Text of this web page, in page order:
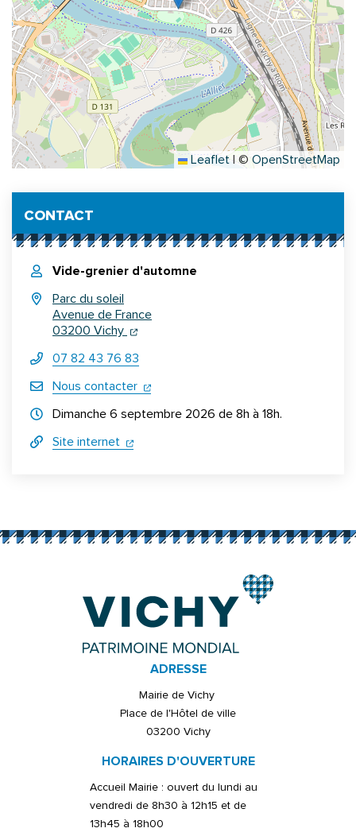
Leaflet |©OpenStreetMap
CONTACT
Vide-grenier d'automne
Parc du soleil
Avenue de France
03200 Vichy (ouverture dans un nouvel onglet)
(ouverture dans un nouvel onglet)
07 82 43 76 83
Nous contacter
(ouverture dans un nouvel onglet)
Horraires d'ouverture
Dimanche 6 septembre 2026 de 8h à 18h.
Site internet (ouverture dans un nouvel onglet)
(ouverture dans un nouvel onglet)
ADRESSE
Mairie de Vichy
Place de l'Hôtel de ville
03200 Vichy
HORAIRES D'OUVERTURE
Accueil Mairie : ouvert du lundi au
vendredi de 8h30 à 12h15 et de
13h45 à 18h00